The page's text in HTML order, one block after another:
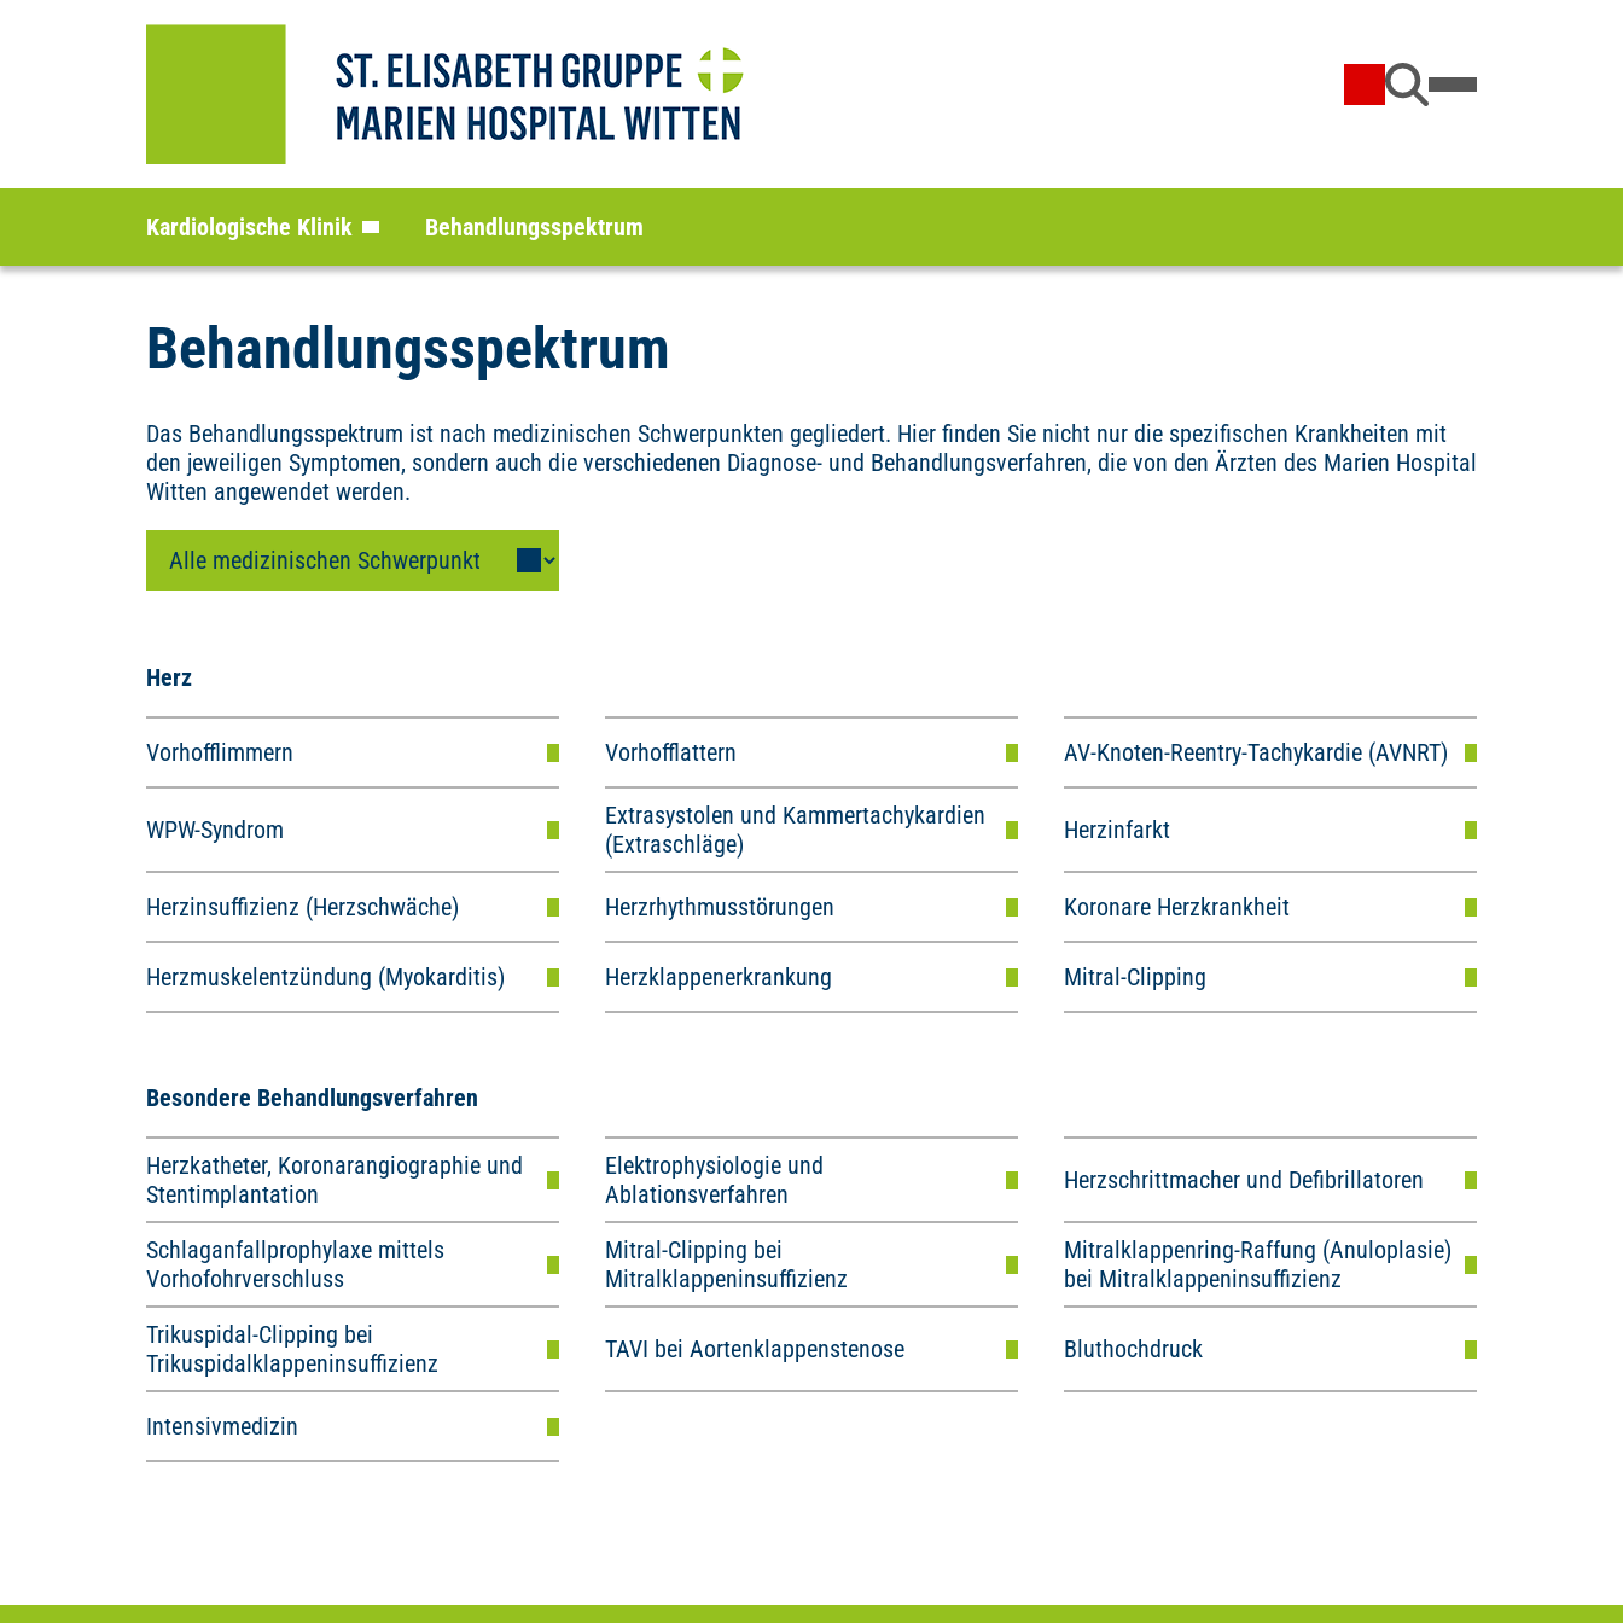
Kardiologische Klinik Behandlungsspektrum
Behandlungsspektrum
Das Behandlungsspektrum ist nach medizinischen Schwerpunkten gegliedert. Hier finden Sie nicht nur die spezifischen Krankheiten mit
den jeweiligen Symptomen, sondern auch die verschiedenen Diagnose- und Behandlungsverfahren, die von den Ärzten des Marien Hospital
Witten angewendet werden.
Herz
Vorhofflimmern Vorhofflattern AV-Knoten-Reentry-Tachykardie (AVNRT)
WPW-Syndrom
Extrasystolen und Kammertachykardien
(Extraschläge)
Herzinfarkt
Herzinsuffizienz (Herzschwäche) Herzrhythmusstörungen Koronare Herzkrankheit
Herzmuskelentzündung (Myokarditis) Herzklappenerkrankung Mitral-Clipping
Besondere Behandlungsverfahren
Herzkatheter, Koronarangiographie und
Stentimplantation
Elektrophysiologie und
Ablationsverfahren
Herzschrittmacher und Defibrillatoren
Schlaganfallprophylaxe mittels
Vorhofohrverschluss
Mitral-Clipping bei
Mitralklappeninsuffizienz
Mitralklappenring-Raffung (Anuloplasie)
bei Mitralklappeninsuffizienz
Trikuspidal-Clipping bei
Trikuspidalklappeninsuffizienz
TAVI bei Aortenklappenstenose Bluthochdruck
Intensivmedizin